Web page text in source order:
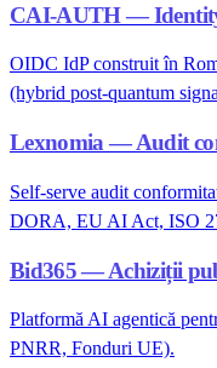
CAI-AUTH —
OIDC IdP construit în
(hybrid post-quantum
Lexnomia — Audit
Self-serve audit
DORA, EU AI Act, ISO
Bid365 — Achiziții
Platformă AI agentică
PNRR, Fonduri UE).